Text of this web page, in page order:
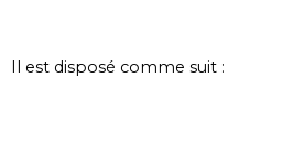
Il est disposé comme suit :